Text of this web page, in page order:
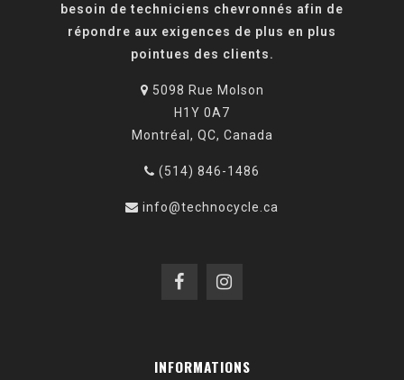
besoin de techniciens chevronnés afin de
répondre aux exigences de plus en plus
pointues des clients.
5098 Rue Molson
H1Y 0A7
Montréal, QC, Canada
(514) 846-1486
info@technocycle.ca
INFORMATIONS